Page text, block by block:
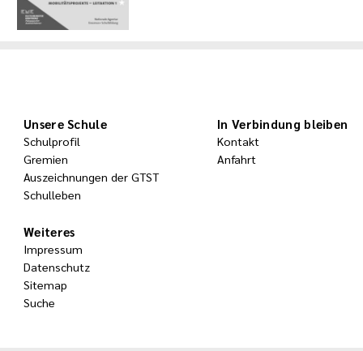
Unsere Schule
Schulprofil
Gremien
Auszeichnungen der GTST
Schulleben
In Verbindung bleiben
Kontakt
Anfahrt
Weiteres
Impressum
Datenschutz
Sitemap
Suche